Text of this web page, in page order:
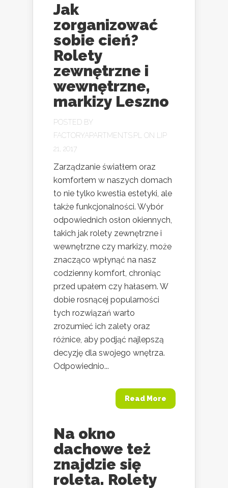
Jak
zorganizować
sobie cień?
Rolety
zewnętrzne i
wewnętrzne,
markizy Leszno
POSTED BY
FACTORYAPARTMENTS.PL ON LIP
21, 2017
Zarządzanie światłem oraz
komfortem w naszych domach
to nie tylko kwestia estetyki, ale
także funkcjonalności. Wybór
odpowiednich osłon okiennych,
takich jak rolety zewnętrzne i
wewnętrzne czy markizy, może
znacząco wpłynąć na nasz
codzienny komfort, chroniąc
przed upałem czy hałasem. W
dobie rosnącej popularności
tych rozwiązań warto
zrozumieć ich zalety oraz
różnice, aby podjąć najlepszą
decyzję dla swojego wnętrza.
Odpowiednio...
Read More
Na okno
dachowe też
znajdzie się
roleta. Rolety